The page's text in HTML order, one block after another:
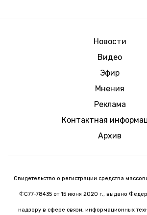
Новости
Видео
Эфир
Мнения
Реклама
Контактная
Архив
Свидетельство о регистрации средства
ФС77-78435 от 15 июня 2020 г., выдано
надзору в сфере связи, информационных